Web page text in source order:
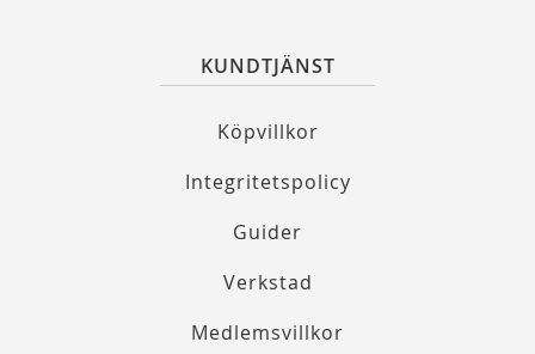
KUNDTJÄNST
Köpvillkor
Integritetspolicy
Guider
Verkstad
Medlemsvillkor